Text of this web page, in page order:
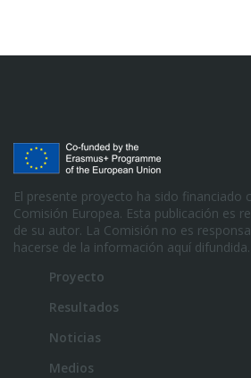
El presente proyecto ha sido financiado
Comisión Europea. Esta publicación es
de su autor. La Comisión no es
hacerse de la información aquí difundida.
Proyecto
Resultados
Noticias
Medios